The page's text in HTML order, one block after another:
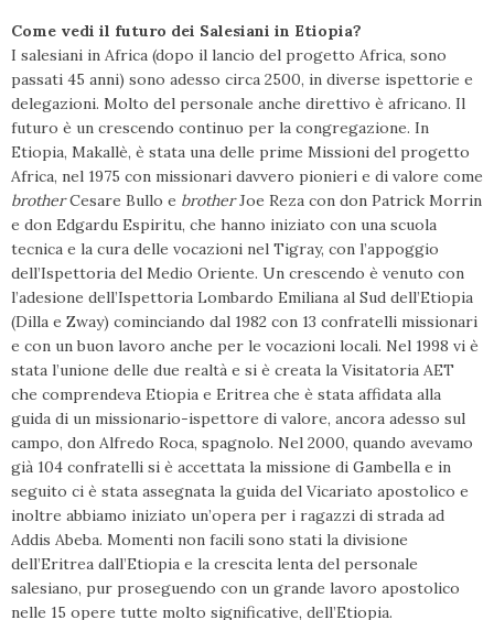
Come vedi il futuro dei Salesiani in Etiopia?
I salesiani in Africa (dopo il lancio del progetto Africa, sono
passati 45 anni) sono adesso circa 2500, in diverse ispettorie e
delegazioni. Molto del personale anche direttivo è africano. Il
futuro è un crescendo continuo per la congregazione. In
Etiopia, Makallè, è stata una delle prime Missioni del progetto
Africa, nel 1975 con missionari davvero pionieri e di valore come
brotherCesare Bullo e brotherJoe Reza con don Patrick Morrin
e don Edgardu Espiritu, che hanno iniziato con una scuola
tecnica e la cura delle vocazioni nel Tigray, con l’appoggio
dell’Ispettoria del Medio Oriente. Un crescendo è venuto con
l’adesione dell’Ispettoria Lombardo Emiliana al Sud dell’Etiopia
(Dilla e Zway) cominciando dal 1982 con 13 confratelli missionari
e con un buon lavoro anche per le vocazioni locali. Nel 1998 vi è
stata l’unione delle due realtà e si è creata la Visitatoria AET
che comprendeva Etiopia e Eritrea che è stata affidata alla
guida di un missionario-ispettore di valore, ancora adesso sul
campo, don Alfredo Roca, spagnolo. Nel 2000, quando avevamo
già 104 confratelli si è accettata la missione di Gambella e in
seguito ci è stata assegnata la guida del Vicariato apostolico e
inoltre abbiamo iniziato un’opera per i ragazzi di strada ad
Addis Abeba. Momenti non facili sono stati la divisione
dell’Eritrea dall’Etiopia e la crescita lenta del personale
salesiano, pur proseguendo con un grande lavoro apostolico
nelle 15 opere tutte molto significative, dell’Etiopia.